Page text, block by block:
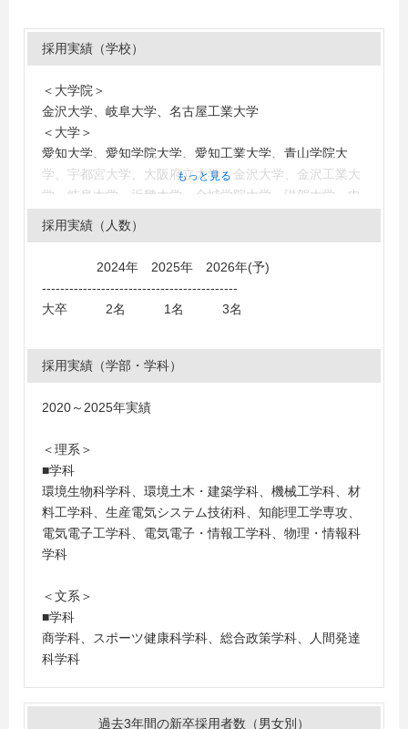
採用実績（学校）
＜大学院＞
金沢大学、岐阜大学、名古屋工業大学
＜大学＞
愛知大学、愛知学院大学、愛知工業大学、青山学院大
学、宇都宮大学、大阪府立大学、金沢大学、金沢工業大
学、岐阜大学、近畿大学、金城学院大学、滋賀大学、中
央大学、中京大学、中部大学、東海職業能力開発大学校
（応用課程）、同志社大学、富山大学、名古屋大学、名
大学、福井大学、福井工業大学、三重大学、明治大学、
名城大学、山口大学、立命館大学、早稲田大学
もっと見る
採用実績（人数）
2024年 2025年 2026年(予)
-------------------------------------------
大卒 2名 1名 3名
採用実績（学部・学科）
2020～2025年実績
＜理系＞
■学科
環境生物科学科、環境土木・建築学科、機械工学科、材
料工学科、生産電気システム技術科、知能理工学専攻、
電気電子工学科、電気電子・情報工学科、物理・情報科
学科
＜文系＞
■学科
商学科、スポーツ健康科学科、総合政策学科、人間発達
科学科
過去3年間の新卒採用者数（男女別）